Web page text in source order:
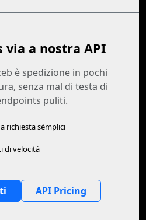
via a nostra API
è spedizione in pochi
senza mal di testa di
puliti.
richiesta sèmplici
di velocità
API Pricing